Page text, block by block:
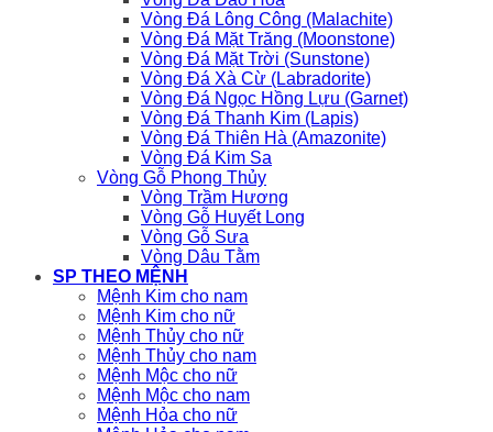
Vòng Đá Lông Công (Malachite)
Vòng Đá Mặt Trăng (Moonstone)
Vòng Đá Mặt Trời (Sunstone)
Vòng Đá Xà Cừ (Labradorite)
Vòng Đá Ngọc Hồng Lựu (Garnet)
Vòng Đá Thanh Kim (Lapis)
Vòng Đá Thiên Hà (Amazonite)
Vòng Đá Kim Sa
Vòng Gỗ Phong Thủy
Vòng Trầm Hương
Vòng Gỗ Huyết Long
Vòng Gỗ Sưa
Vòng Dâu Tằm
SP THEO MỆNH
Mệnh Kim cho nam
Mệnh Kim cho nữ
Mệnh Thủy cho nữ
Mệnh Thủy cho nam
Mệnh Mộc cho nữ
Mệnh Mộc cho nam
Mệnh Hỏa cho nữ